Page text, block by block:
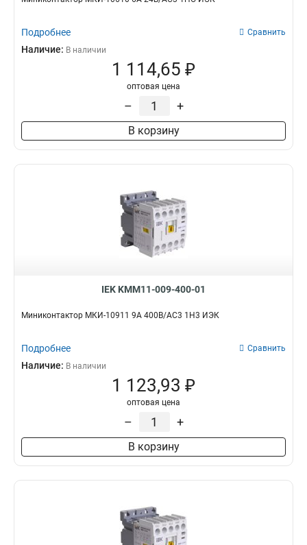
Подробнее Сравнить
Наличие: В наличии
1 114,65 ₽
оптовая цена
– +
В корзину
IEK KMM11-009-400-01
Миниконтактор МКИ-10911 9А 400В/АС3 1Н3 ИЭК
Подробнее Сравнить
Наличие: В наличии
1 123,93 ₽
оптовая цена
– +
В корзину